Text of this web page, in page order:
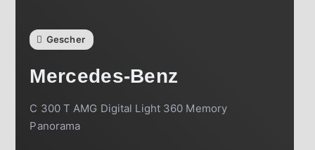
Gescher
Mercedes-Benz
C 300 T AMG Digital Light 360 Memory
Panorama